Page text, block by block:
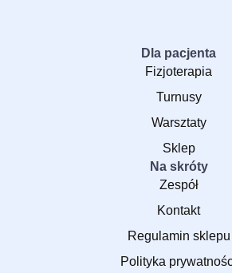
Dla pacjenta
Fizjoterapia
Turnusy
Warsztaty
Sklep
Na skróty
Zespół
Kontakt
Regulamin sklepu
Polityka